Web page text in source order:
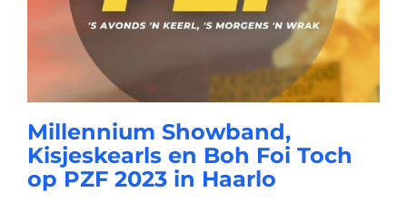
Millennium Showband,
Kisjeskearls en Boh Foi Toch
op PZF 2023 in Haarlo